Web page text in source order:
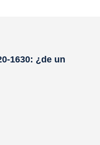
1630: ¿de un